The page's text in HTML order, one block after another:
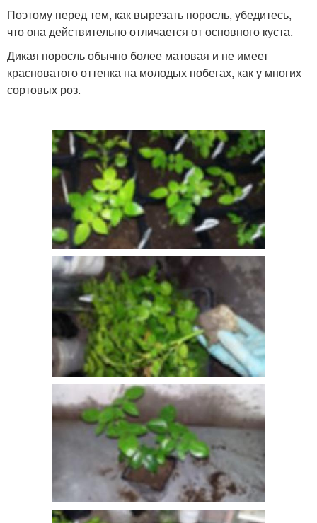
Поэтому перед тем, как вырезать поросль, убедитесь,
что она действительно отличается от основного куста.
Дикая поросль обычно более матовая и не имеет
красноватого оттенка на молодых побегах, как у многих
сортовых роз.